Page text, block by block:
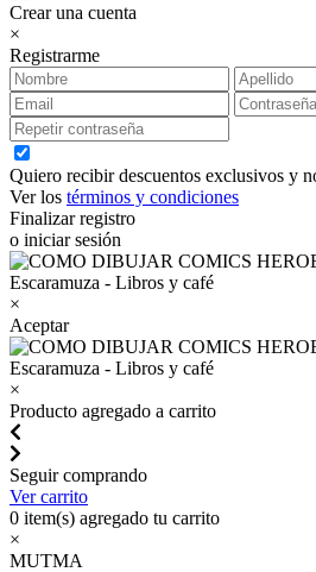
Crear una cuenta
×
Registrarme
Quiero recibir descuentos exclusivos y
Ver los términos y condiciones
Finalizar registro
o iniciar sesión
×
Aceptar
×
Producto agregado a carrito
Seguir comprando
Ver carrito
0 item(s) agregado tu carrito
×
MUTMA